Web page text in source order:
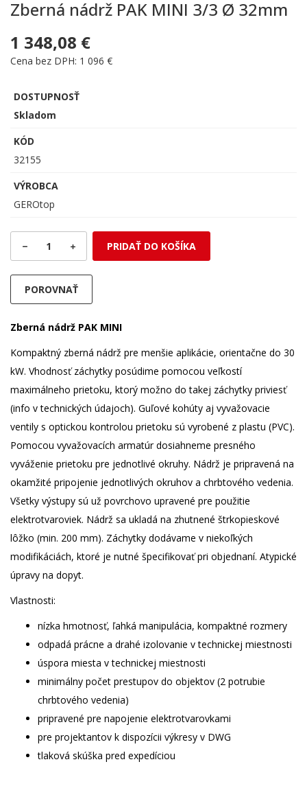
Zberná nádrž PAK MINI 3/3 Ø 32mm
1 348,08 €
Cena bez DPH: 1 096 €
DOSTUPNOSŤ
Skladom
KÓD
32155
VÝROBCA
GEROtop
1 PRIDAŤ DO KOŠÍKA
POROVNAŤ
Zberná nádrž PAK MINI
Kompaktný zberná nádrž pre menšie aplikácie, orientačne do 30
kW. Vhodnosť záchytky posúdime pomocou veľkostí
maximálneho prietoku, ktorý možno do takej záchytky priviesť
(info v technických údajoch). Guľové kohúty aj vyvažovacie
ventily s optickou kontrolou prietoku sú vyrobené z plastu (PVC).
Pomocou vyvažovacích armatúr dosiahneme presného
vyváženie prietoku pre jednotlivé okruhy. Nádrž je pripravená na
okamžité pripojenie jednotlivých okruhov a chrbtového vedenia.
Všetky výstupy sú už povrchovo upravené pre použitie
elektrotvaroviek. Nádrž sa ukladá na zhutnené štrkopieskové
lôžko (min. 200 mm). Záchytky dodávame v niekoľkých
modifikáciách, ktoré je nutné špecifikovať pri objednaní. Atypické
úpravy na dopyt.
Vlastnosti:
nízka hmotnosť, ľahká manipulácia, kompaktné rozmery
odpadá prácne a drahé izolovanie v technickej miestnosti
úspora miesta v technickej miestnosti
minimálny počet prestupov do objektov (2 potrubie
chrbtového vedenia)
pripravené pre napojenie elektrotvarovkami
pre projektantov k dispozícii výkresy v DWG
tlaková skúška pred expedíciou